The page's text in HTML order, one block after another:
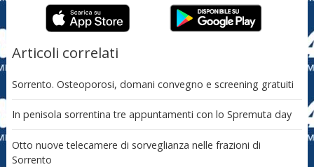
Articoli correlati
Sorrento. Osteoporosi, domani convegno e screening gratuiti
In penisola sorrentina tre appuntamenti con lo Spremuta day
Otto nuove telecamere di sorveglianza nelle frazioni di
Sorrento